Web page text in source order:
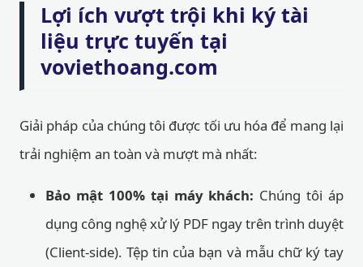
Lợi ích vượt trội khi ký tài
liệu trực tuyến tại
voviethoang.com
Giải pháp của chúng tôi được tối ưu hóa để mang lại
trải nghiệm an toàn và mượt mà nhất:
Bảo mật 100% tại máy khách: Chúng tôi áp
dụng công nghệ xử lý PDF ngay trên trình duyệt
(Client-side). Tệp tin của bạn và mẫu chữ ký tay